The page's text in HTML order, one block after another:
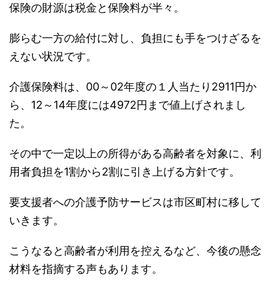
保険の財源は税金と保険料が半々。
膨らむ一方の給付に対し、負担にも手をつけざるを
えない状況です。
介護保険料は、00～02年度の１人当たり2911円か
ら、12～14年度には4972円まで値上げされまし
た。
その中で一定以上の所得がある高齢者を対象に、利
用者負担を1割から2割に引き上げる方針です。
要支援者への介護予防サービスは市区町村に移して
いきます。
こうなると高齢者が利用を控えるなど、今後の懸念
材料を指摘する声もあります。